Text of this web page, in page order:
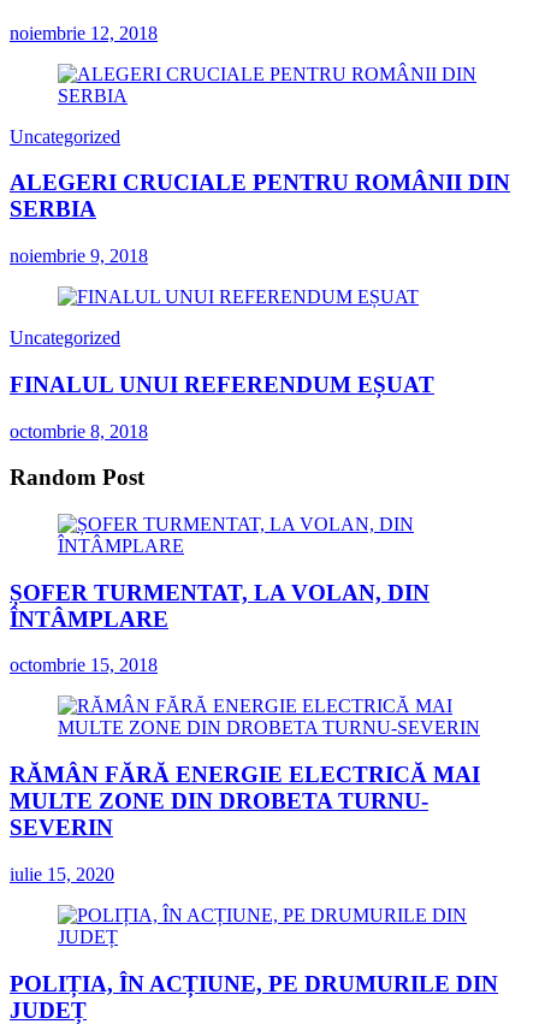
noiembrie 12, 2018
Uncategorized
ALEGERI CRUCIALE PENTRU ROMÂNII DIN
SERBIA
noiembrie 9, 2018
Uncategorized
FINALUL UNUI REFERENDUM EȘUAT
octombrie 8, 2018
Random Post
ȘOFER TURMENTAT, LA VOLAN, DIN
ÎNTÂMPLARE
octombrie 15, 2018
RĂMÂN FĂRĂ ENERGIE ELECTRICĂ MAI
MULTE ZONE DIN DROBETA TURNU-
SEVERIN
iulie 15, 2020
POLIȚIA, ÎN ACȚIUNE, PE DRUMURILE DIN
JUDEȚ